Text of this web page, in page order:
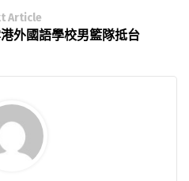
Article
外國語學校男籃隊抵台